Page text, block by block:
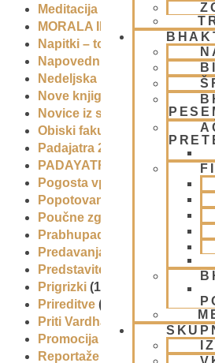
Meditacija
MORALA IN ETIKA(5)
Napitki – topli (1)
Napovednik
Nedeljska predavanja in
Nove knjige
Novice iz skupnosti
(1)
Obiski fakultete – šole
Padajatra 2008
PADAYATRA
Pogosta vprašanja
Popotovanja
Poučne zgodbe in nauki
(8)
Prabhupadovi učenci in ostali
Predavanja
Predstavitev
Prigrizki (1)
Prireditve (7)
Priti Vardhana das(1)
Promocija in izobrazevanje
Reportaže